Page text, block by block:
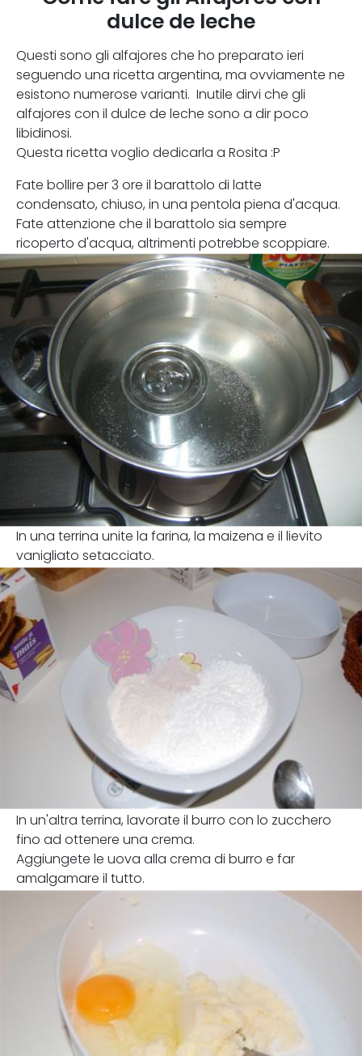
dulce de leche
Questi sono gli alfajores che ho preparato ieri
seguendo una ricetta argentina, ma ovviamente ne
esistono numerose varianti. Inutile dirvi che gli
alfajores con il dulce de leche sono a dir poco
libidinosi.
Questa ricetta voglio dedicarla a Rosita :P
Fate bollire per 3 ore il barattolo di latte
condensato, chiuso, in una pentola piena d'acqua.
Fate attenzione che il barattolo sia sempre
ricoperto d'acqua, altrimenti potrebbe scoppiare.
In una terrina unite la farina, la maizena e il lievito
vanigliato setacciato.
In un'altra terrina, lavorate il burro con lo zucchero
fino ad ottenere una crema.
Aggiungete le uova alla crema di burro e far
amalgamare il tutto.